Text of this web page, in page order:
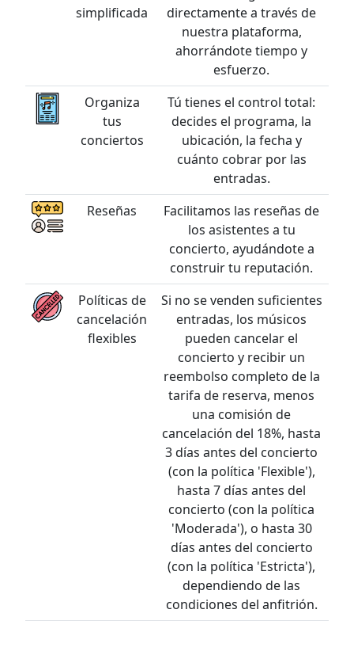
simplificada
directamente a través de
nuestra plataforma,
ahorrándote tiempo y
esfuerzo.
Organiza
tus
conciertos
Tú tienes el control total:
decides el programa, la
ubicación, la fecha y
cuánto cobrar por las
entradas.
Reseñas
Facilitamos las reseñas de
los asistentes a tu
concierto, ayudándote a
construir tu reputación.
Políticas de
cancelación
flexibles
Si no se venden suficientes
entradas, los músicos
pueden cancelar el
concierto y recibir un
reembolso completo de la
tarifa de reserva, menos
una comisión de
cancelación del 18%, hasta
3 días antes del concierto
(con la política 'Flexible'),
hasta 7 días antes del
concierto (con la política
'Moderada'), o hasta 30
días antes del concierto
(con la política 'Estricta'),
dependiendo de las
condiciones del anfitrión.